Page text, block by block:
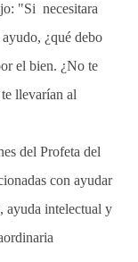
"Si necesitara
¿qué debo
el bien. ¿No te
te llevarían al
del Profeta del
con ayudar
ayuda intelectual y